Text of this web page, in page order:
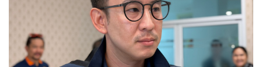
ศวิตา พูลเสถียร
ช่างภาพข่าว ประจำสำนักข่าว THE
STANDARD